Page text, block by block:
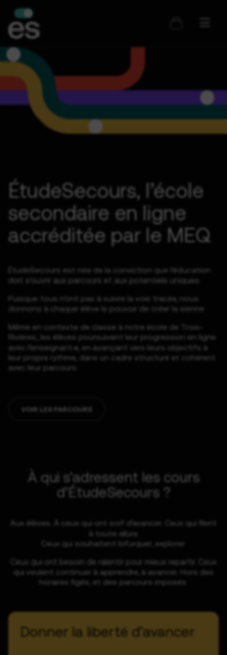
content
ÉtudeSecours, l’école
secondaire en ligne
accréditée par le MEQ
ÉtudeSecours est née de la conviction que l’éducation
doit s’ouvrir aux parcours et aux potentiels uniques.
Puisque tous n’ont pas à suivre la voie tracée, nous
donnons à chaque élève le pouvoir de créer la sienne.
Même en contexte de classe à notre école de Trois-
Rivières, les élèves poursuivent leur progression en ligne
avec l’enseignant
e , en avançant vers leurs objectifs à
leur propre rythme, dans un cadre structuré et cohérent
avec leur parcours.
VOIR LES PARCOURS
À qui s’adressent les cours
d’ÉtudeSecours ?
Aux élèves. À ceux qui ont soif d’avancer. Ceux qui filent
à toute allure.
Ceux qui souhaitent bifurquer, explorer.
Ceux qui ont besoin de ralentir pour mieux repartir. Ceux
qui veulent continuer à apprendre, à avancer. Hors des
horaires figés, et des parcours imposés.
Donner la liberté d’avancer